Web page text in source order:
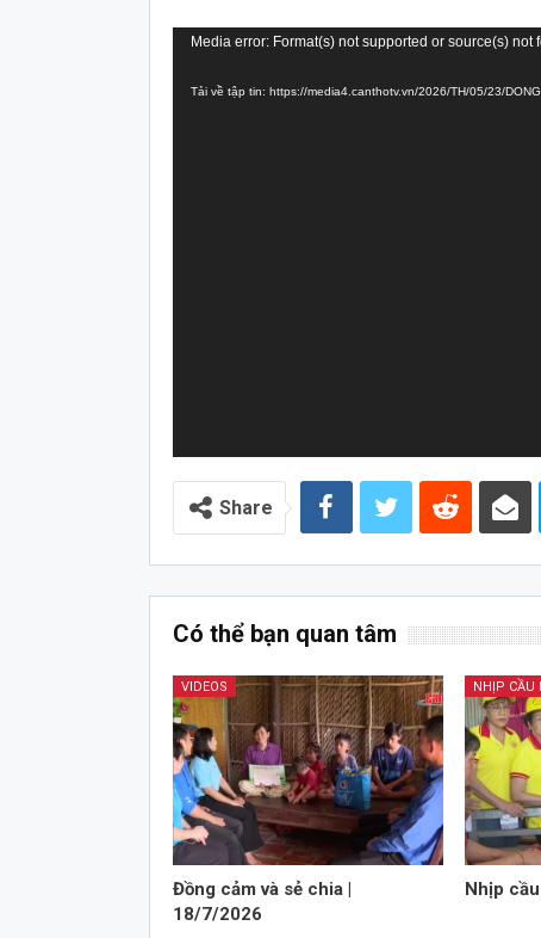
Trình
Video
Media error: Format(s) not supported or source(s) not
Tải về tập tin: https://media4.canthotv.vn/2026/TH/05/23/
Share
Có thể bạn quan tâm
VIDEOS
Đồng cảm và sẻ chia |
18/7/2026
NHỊP CẦU
Nhịp